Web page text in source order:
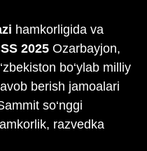
hamkorligida va
2025 Ozarbayjon,
bo‘ylab milliy
berish jamoalari
so‘nggi
razvedka